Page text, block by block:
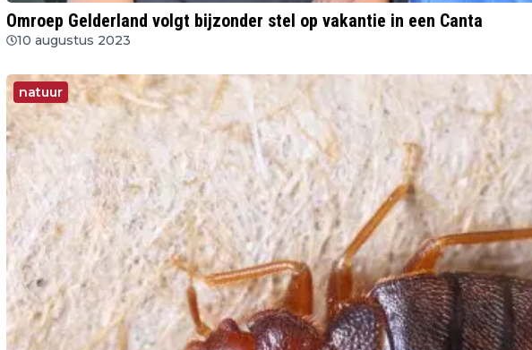
Omroep Gelderland volgt bijzonder stel op vakantie in een Canta
10 augustus 2023
natuur